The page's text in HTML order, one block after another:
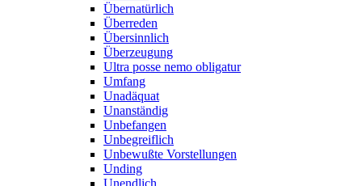
Übernatürlich
Überreden
Übersinnlich
Überzeugung
Ultra posse nemo obligatur
Umfang
Unadäquat
Unanständig
Unbefangen
Unbegreiflich
Unbewußte Vorstellungen
Unding
Unendlich